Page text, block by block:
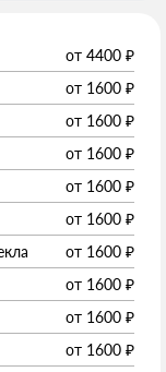
от 4400 ₽
от 1600 ₽
от 1600 ₽
от 1600 ₽
от 1600 ₽
от 1600 ₽
от 1600 ₽
от 1600 ₽
от 1600 ₽
от 1600 ₽